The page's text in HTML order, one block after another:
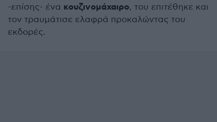
-επίσης- ένα κουζινομάχαιρο, του επιτέθηκε και
τον τραυμάτισε ελαφρά προκαλώντας του
εκδορές.